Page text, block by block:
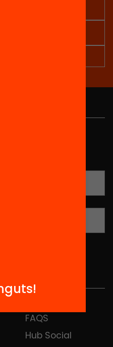
triat Equitat. Rep
per millorar la
FAQS
Hub Social